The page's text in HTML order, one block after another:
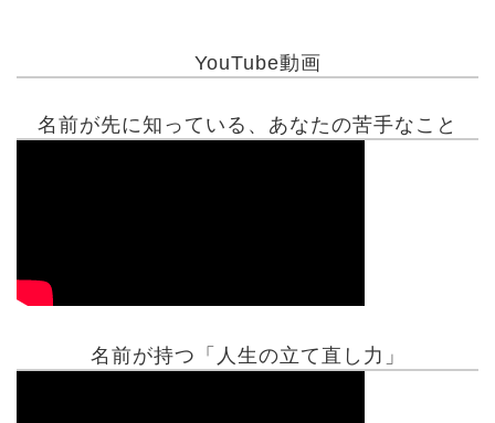
YouTube動画
名前が先に知っている、あなたの苦手なこと
名前が持つ「人生の立て直し力」